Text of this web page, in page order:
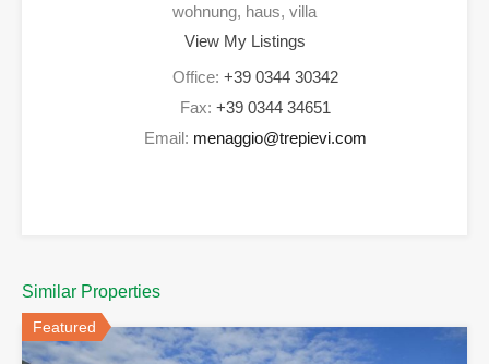
wohnung, haus, villa
View My Listings
Office: +39 0344 30342
Fax: +39 0344 34651
Email: menaggio@trepievi.com
Similar Properties
Featured